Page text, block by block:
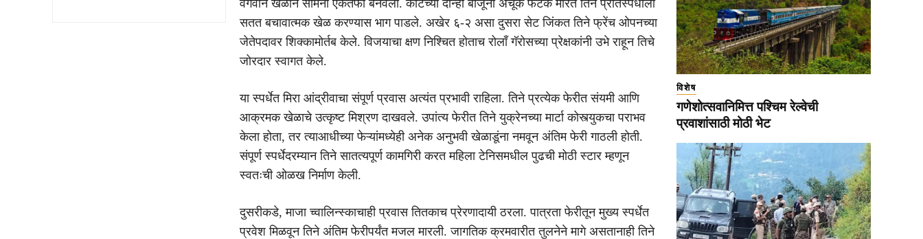
वेगवान खेळाने सामना एकतर्फी बनवला. कोर्टच्या दोन्ही बाजूंना अचूक फटके मारत तिने प्रतिस्पर्धीला
सतत बचावात्मक खेळ करण्यास भाग पाडले. अखेर ६-२ असा दुसरा सेट जिंकत तिने फ्रेंच ओपनच्या
जेतेपदावर शिक्कामोर्तब केले. विजयाचा क्षण निश्चित होताच रोलाँ गॅरोसच्या प्रेक्षकांनी उभे राहून तिचे
जोरदार स्वागत केले.
या स्पर्धेत मिरा आंद्रीवाचा संपूर्ण प्रवास अत्यंत प्रभावी राहिला. तिने प्रत्येक फेरीत संयमी आणि
आक्रमक खेळाचे उत्कृष्ट मिश्रण दाखवले. उपांत्य फेरीत तिने युक्रेनच्या मार्टा कोस्त्युकचा पराभव
केला होता, तर त्याआधीच्या फेऱ्यांमध्येही अनेक अनुभवी खेळाडूंना नमवून अंतिम फेरी गाठली होती.
संपूर्ण स्पर्धेदरम्यान तिने सातत्यपूर्ण कामगिरी करत महिला टेनिसमधील पुढची मोठी स्टार म्हणून
स्वतःची ओळख निर्माण केली.
दुसरीकडे, माजा च्वालिन्स्काचाही प्रवास तितकाच प्रेरणादायी ठरला. पात्रता फेरीतून मुख्य स्पर्धेत
प्रवेश मिळवून तिने अंतिम फेरीपर्यंत मजल मारली. जागतिक क्रमवारीत तुलनेने मागे असतानाही तिने
विशेष
गणेशोत्सवानिमित्त पश्चिम रेल्वेची
प्रवाशांसाठी मोठी भेट